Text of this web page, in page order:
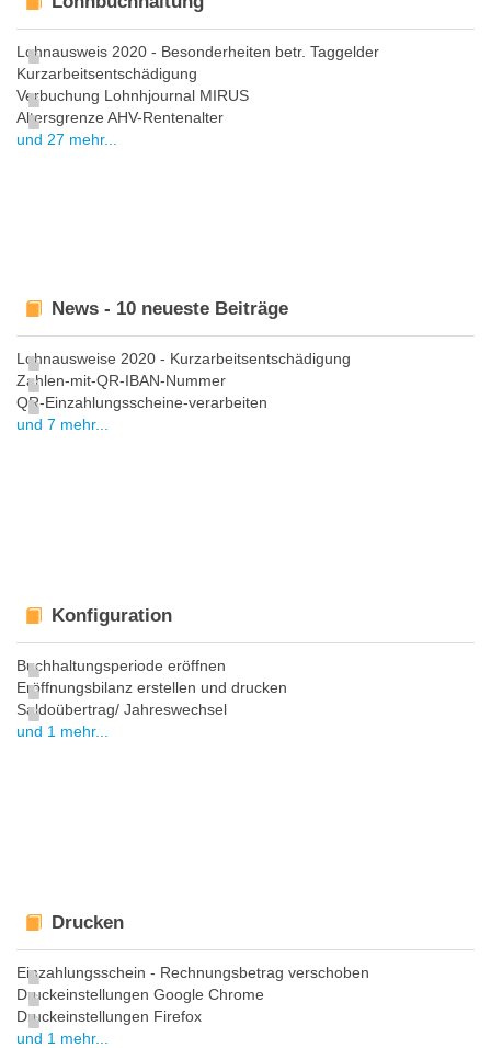
Lohnausweis 2020 - Besonderheiten betr. Taggelder
Kurzarbeitsentschädigung
Verbuchung Lohnhjournal MIRUS
Altersgrenze AHV-Rentenalter
und 27 mehr...
News - 10 neueste Beiträge
Lohnausweise 2020 - Kurzarbeitsentschädigung
Zahlen-mit-QR-IBAN-Nummer
QR-Einzahlungsscheine-verarbeiten
und 7 mehr...
Konfiguration
Buchhaltungsperiode eröffnen
Eröffnungsbilanz erstellen und drucken
Saldoübertrag/ Jahreswechsel
und 1 mehr...
Drucken
Einzahlungsschein - Rechnungsbetrag verschoben
Druckeinstellungen Google Chrome
Druckeinstellungen Firefox
und 1 mehr...